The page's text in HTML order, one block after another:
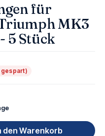
für
MK3
5 Stück
gespart)
gewünschten Wert
den Warenkorb